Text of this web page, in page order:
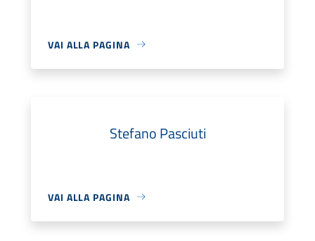
VAI ALLA PAGINA
Stefano Pasciuti
VAI ALLA PAGINA